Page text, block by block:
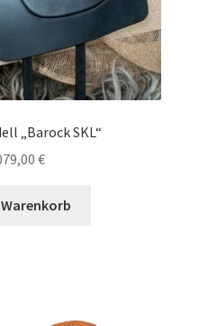
„Barock SKL“
€